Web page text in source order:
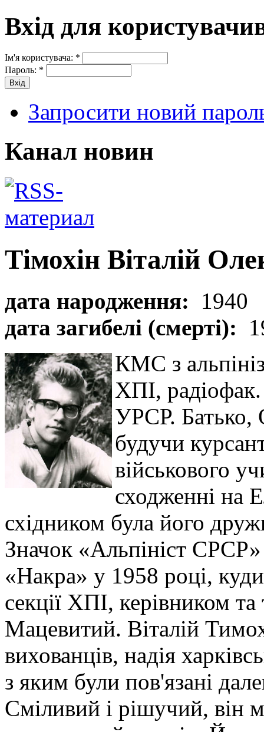
Вхід для
Ім'я користувача: *
Пароль: *
Запросити новий
Канал новин
Тімохін Віталій
дата народження:
1940
дата загибелі (смерті):
КМС з
ХПІ,
УРСР. Батько,
будучи
військового
сходженні на
східником була його
Значок «Альпініст СРСР»
«Накра» у 1958 році, куди
секції ХПІ, керівником
Мацевитий. Віталій
вихованців, надія
з яким були пов'язані
Сміливий і рішучий, він